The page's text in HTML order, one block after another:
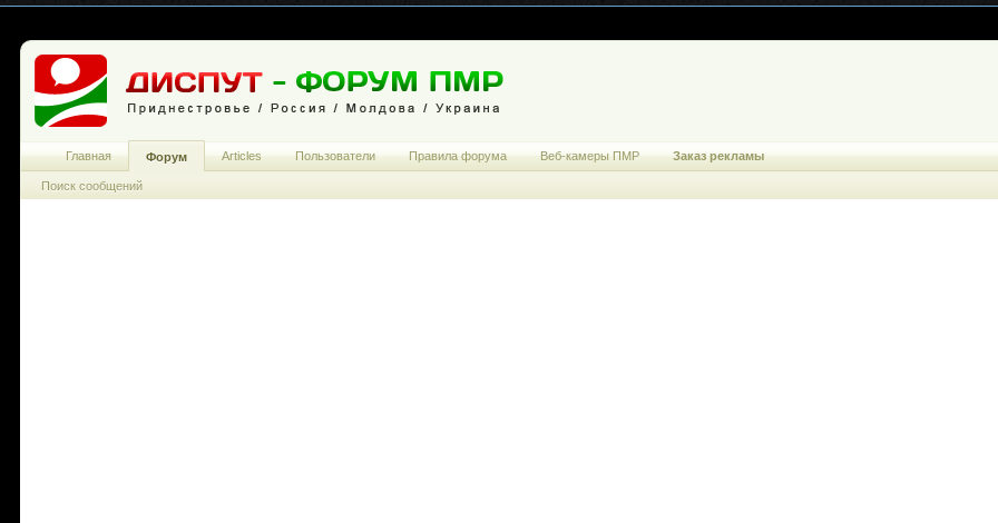
Главная Форум
Поиск сообщений
Articles Пользователи Правила форума Веб-камеры ПМР Заказ рекламы